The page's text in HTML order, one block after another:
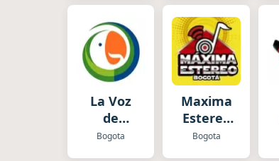
La Voz
de
Bogotá
Bogota
Maxima
Estereo
Bogotá
Bogota